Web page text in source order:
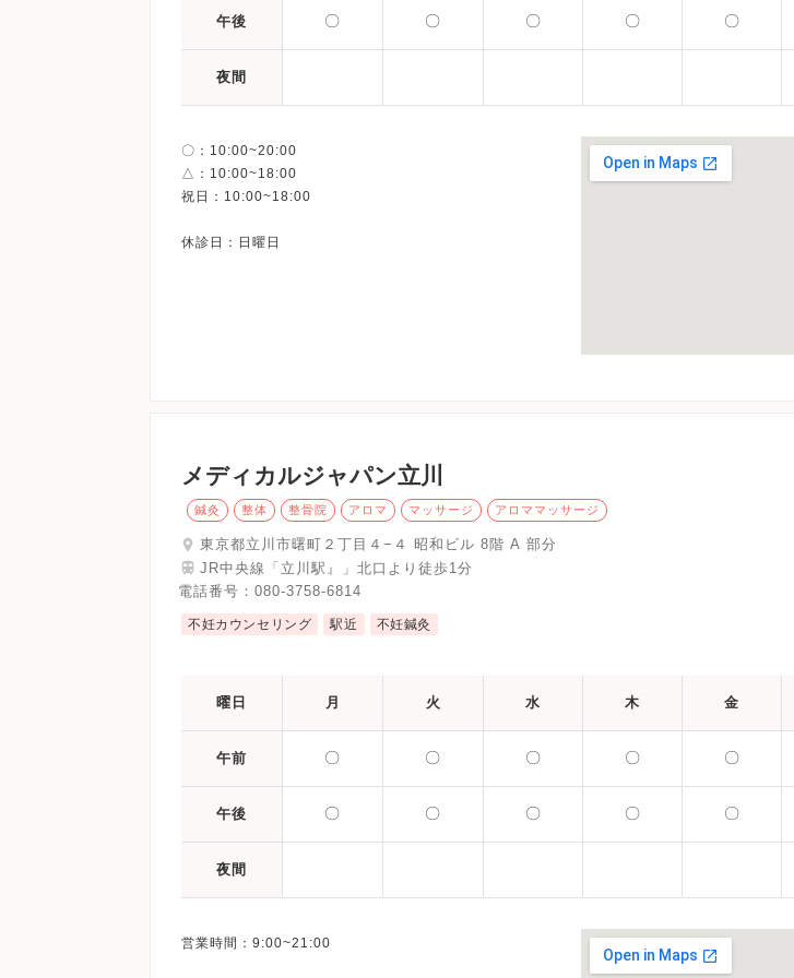
午後 〇 〇 〇 〇 〇
夜間
〇：10:00~20:00
△：10:00~18:00
祝日：10:00~18:00
メディカルジャパン立川
鍼灸 整体 整骨院 アロマ マッサージ アロママッサージ
東京都立川市曙町２丁目４−４ 昭和ビル 8階 A 部分
JR中央線「立川駅』」北口より徒歩1分
電話番号： 080-3758-6814
不妊カウンセリング 駅近 不妊鍼灸
曜日 月 火 水 木 金
午前 〇 〇 〇 〇 〇
午後 〇 〇 〇 〇 〇
夜間
営業時間：9:00~21:00